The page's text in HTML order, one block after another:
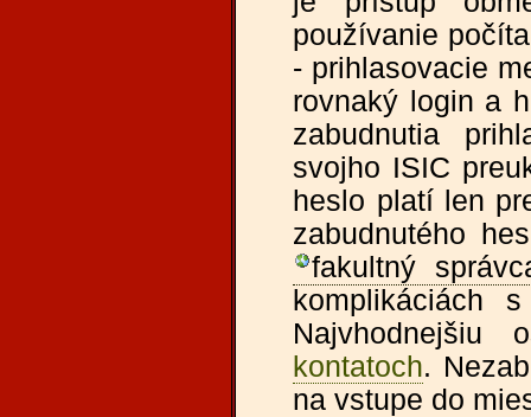
používanie
- prihlasovacie
rovnaký login a
zabudnutia
svojho ISIC
heslo platí len
zabudnutého
fakultný
komplikáciách
Najvhodnejšiu
kontatoch.
na vstupe do